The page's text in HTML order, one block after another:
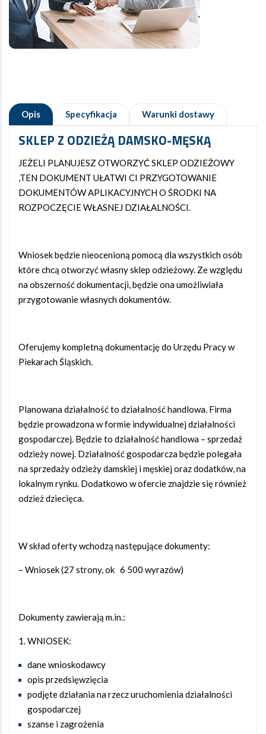
Opis Specyfikacja Warunki dostawy
SKLEP Z ODZIEŻĄ DAMSKO-MĘSKĄ
JEŻELI PLANUJESZ OTWORZYĆ SKLEP ODZIEŻOWY
,TEN DOKUMENT UŁATWI CI PRZYGOTOWANIE
DOKUMENTÓW APLIKACYJNYCH O ŚRODKI NA
ROZPOCZĘCIE WŁASNEJ DZIAŁALNOŚCI.
Wniosek będzie nieocenioną pomocą dla wszystkich osób
które chcą otworzyć własny sklep odzieżowy. Ze względu
na obszerność dokumentacji, będzie ona umożliwiała
przygotowanie własnych dokumentów.
Oferujemy kompletną dokumentację do Urzędu Pracy w
Piekarach Śląskich.
Planowana działalność to działalność handlowa. Firma
będzie prowadzona w formie indywidualnej działalności
gospodarczej. Będzie to działalność handlowa – sprzedaż
odzieży nowej. Działalność gospodarcza będzie polegała
na sprzedaży odzieży damskiej i męskiej oraz dodatków, na
lokalnym rynku. Dodatkowo w ofercie znajdzie się również
odzież dziecięca.
W skład oferty wchodzą następujące dokumenty:
– Wniosek (27 strony, ok 6 500 wyrazów)
Dokumenty zawierają m.in.:
WNIOSEK:
dane wnioskodawcy
opis przedsięwzięcia
podjęte działania na rzecz uruchomienia działalności
gospodarczej
szanse i zagrożenia